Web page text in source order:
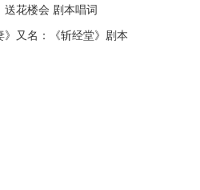
送花楼会 剧本唱词
》又名：《斩经堂》剧本